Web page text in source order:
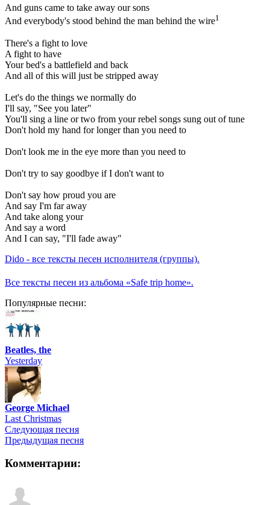
And guns came to take away our sons
And everybody's stood behind the man behind the wire1
There's a fight to love
A fight to have
Your bed's a battlefield and back
And all of this will just be stripped away
Let's do the things we normally do
I'll say, "See you later"
You'll sing a line or two from your rebel songs sung out of tune
Don't hold my hand for longer than you need to
Don't look me in the eye more than you need to
Don't try to say goodbye if I don't want to
Don't say how proud you are
And say I'm far away
And take along your
And say a word
And I can say, "I'll fade away"
Dido - все тексты песен исполнителя (группы).
Все тексты песен из альбома «Safe trip home».
Популярные песни:
Beatles, the
Yesterday
George Michael
Last Christmas
Следующая песня
Предыдущая песня
Комментарии: